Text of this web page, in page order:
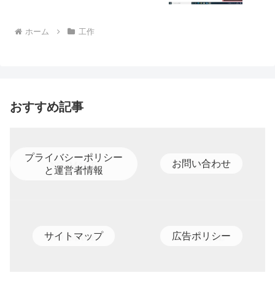
ホーム 工作
おすすめ記事
プライバシーポリシー
と運営者情報
お問い合わせ
サイトマップ 広告ポリシー